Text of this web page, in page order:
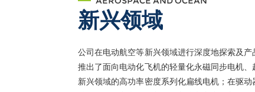
新兴领域
公司在电动航空等新兴领域进行深度地探索及
推出了面向电动化飞机的轻量化永磁同步电机
新兴领域的高功率密度系列化扁线电机；在驱